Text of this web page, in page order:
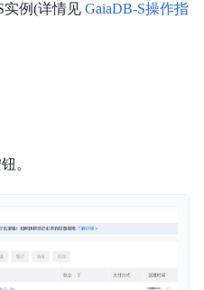
实例(详情见 GaiaDB-S操作指
。